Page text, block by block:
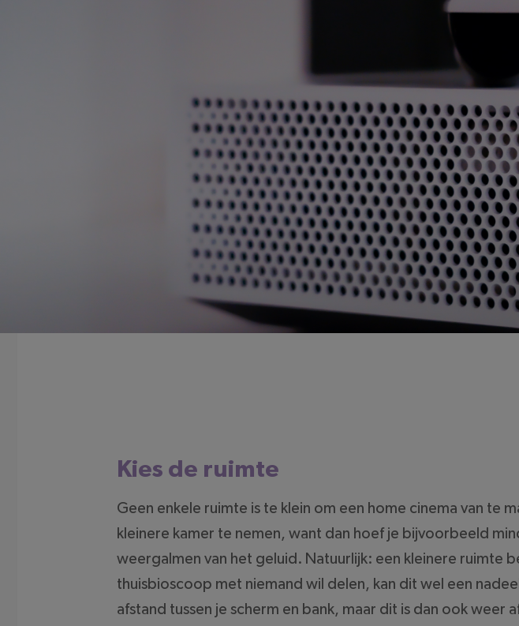
Kies de ruimte
Geen enkele ruimte is te klein om een home cinema van te
kleinere kamer te nemen, want dan hoef je bijvoorbeeld
weergalmen van het geluid. Natuurlijk: een kleinere ruimte
thuisbioscoop met niemand wil delen, kan dit wel een
afstand tussen je scherm en bank, maar dit is dan ook weer